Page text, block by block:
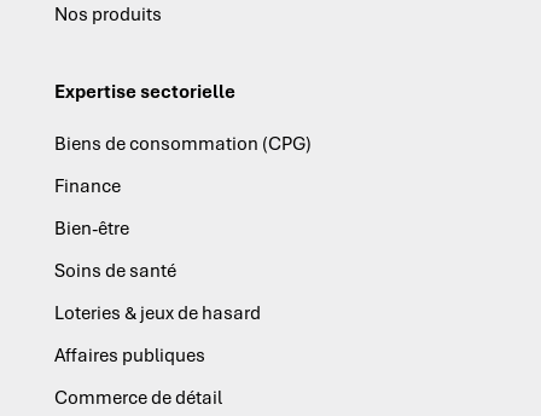
Nos produits
Expertise sectorielle
Biens de consommation (CPG)
Finance
Bien-être
Soins de santé
Loteries & jeux de hasard
Affaires publiques
Commerce de détail